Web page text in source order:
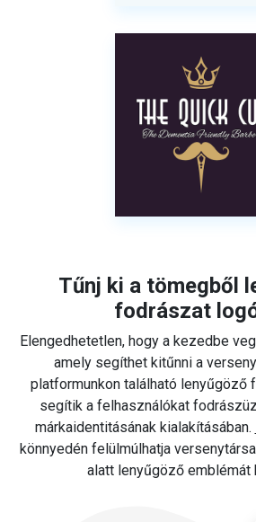
Tűnj ki a tömegből
fodrászat
Elengedhetetlen, hogy a kezedbe
amely segíthet kitűnni a
platformunkon található
segítik a felhasználókat
márkaidentitásának kialakításában.
könnyedén felülmúlhatja
alatt lenyűgöző emblémát